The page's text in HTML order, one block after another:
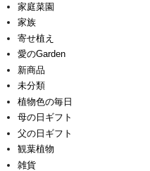
家庭菜園
家族
寄せ植え
愛のGarden
新商品
未分類
植物色の毎日
母の日ギフト
父の日ギフト
観葉植物
雑貨